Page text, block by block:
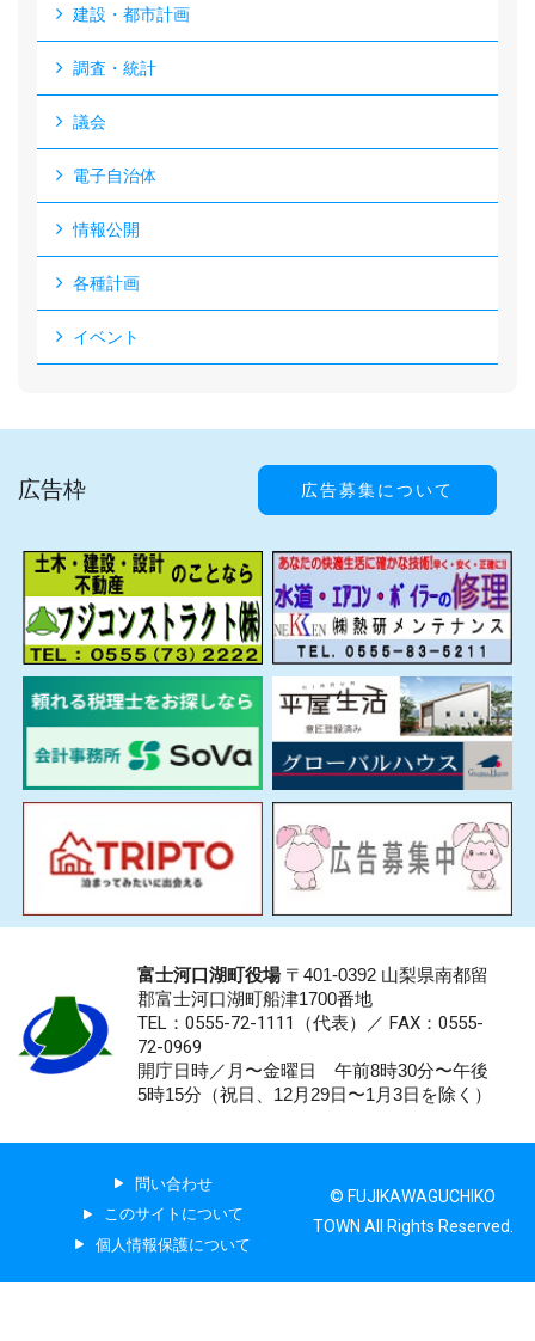
建設・都市計画
調査・統計
議会
電子自治体
情報公開
各種計画
イベント
広告枠 広告募集について
富士河口湖町役場〒401-0392 山梨県南都留
郡富士河口湖町船津1700番地
TEL：0555-72-1111 （代表）／ FAX：0555-
72-0969
開庁日時／月〜金曜日 午前8時30分〜午後
5時15分（祝日、12月29日〜1月3日を除く）
問い合わせ
このサイトについて
個人情報保護について
© FUJIKAWAGUCHIKO
TOWN All Rights Reserved.